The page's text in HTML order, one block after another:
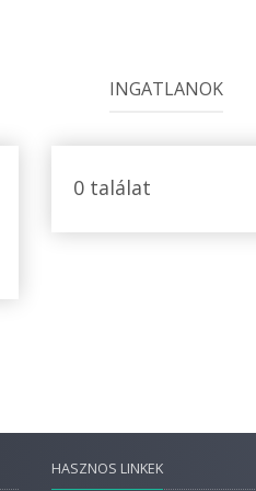
INGATLANOK
0 találat
HASZNOS LINKEK